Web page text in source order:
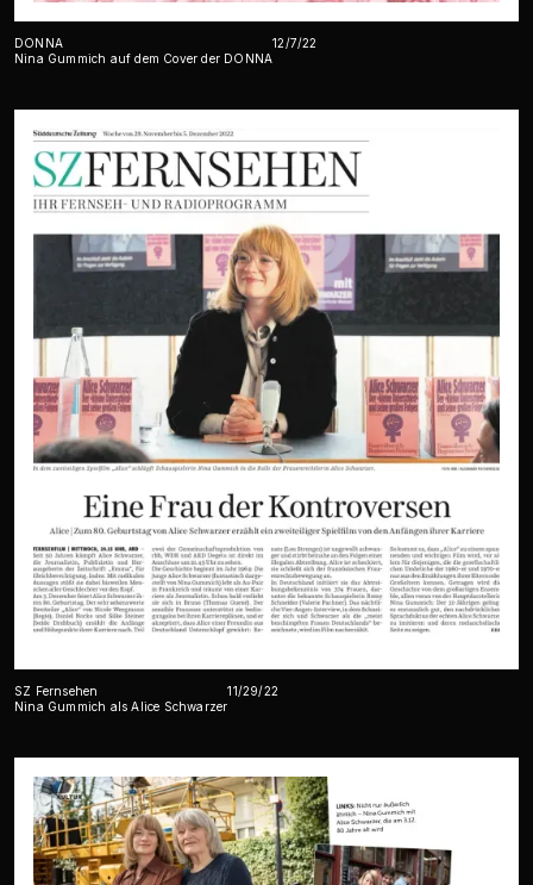
DONNA
Nina Gummich auf dem Cover der DONNA
12/7/22
SZ Fernsehen
Nina Gummich als Alice Schwarzer
11/29/22